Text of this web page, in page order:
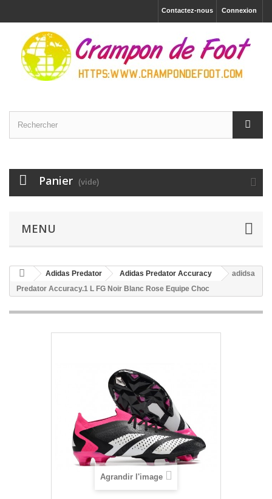
Connexion
Contactez-nous
Panier (vide)
MENU
Adidas Predator Adidas Predator Accuracy
adidsa
Predator Accuracy.1 L FG Noir Blanc Rose Equipe Choc
Agrandir l'image